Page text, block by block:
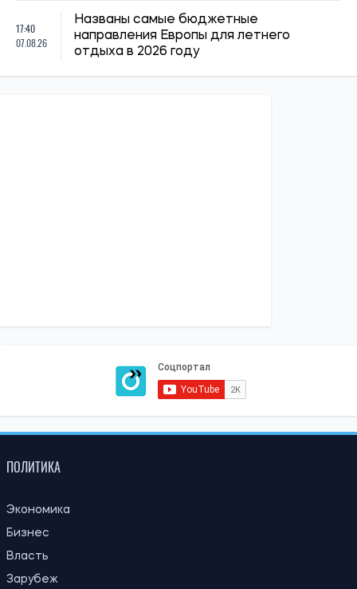
17:40
07.08.26
Названы самые бюджетные
направления Европы для летнего
отдыха в 2026 году
ПОЛИТИКА
Экономика
Бизнес
Власть
Зарубеж